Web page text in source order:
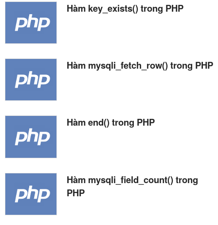
Hàm key_exists() trong PHP
Hàm mysqli_fetch_row() trong PHP
Hàm end() trong PHP
Hàm mysqli_field_count() trong
PHP